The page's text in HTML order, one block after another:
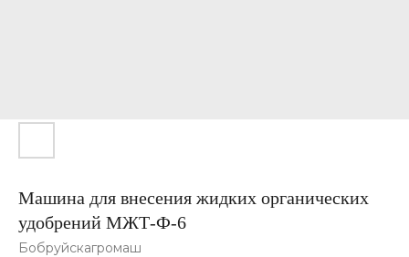
Машина для внесения жидких органических
удобрений МЖТ-Ф-6
Бобруйскагромаш